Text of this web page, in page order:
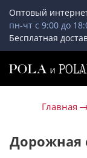
Оптовый
пн-чт с 9:00 до
Бесплатная
Главная
Дорожная